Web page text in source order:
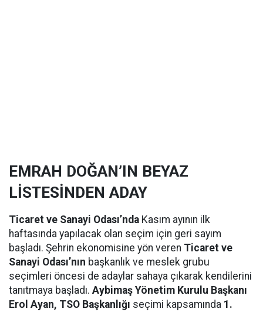
EMRAH DOĞAN’IN BEYAZ
LİSTESİNDEN ADAY
Ticaret ve Sanayi Odası’nda Kasım ayının ilk
haftasında yapılacak olan seçim için geri sayım
başladı. Şehrin ekonomisine yön veren Ticaret ve
Sanayi Odası’nın başkanlık ve meslek grubu
seçimleri öncesi de adaylar sahaya çıkarak kendilerini
tanıtmaya başladı. Aybimaş Yönetim Kurulu Başkanı
Erol Ayan, TSO Başkanlığı seçimi kapsamında 1.